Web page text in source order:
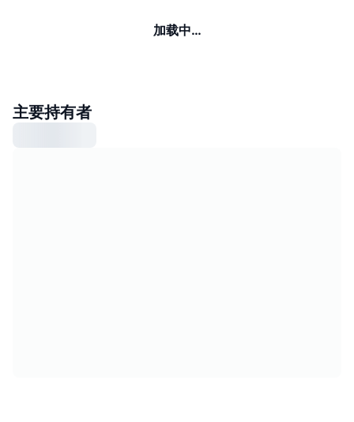
加载中…
主要持有者